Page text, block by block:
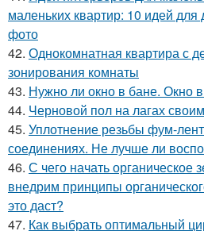
маленьких квартир: 10 идей для
фото
42. Однокомнатная квартира с
зонирования комнаты
43. Нужно ли окно в бане. Окно
44. Черновой пол на лагах
45. Уплотнение резьбы фум-
соединениях. Не лучше ли
46. С чего начать
внедрим принципы
это даст?
47. Как выбрать оптимальный